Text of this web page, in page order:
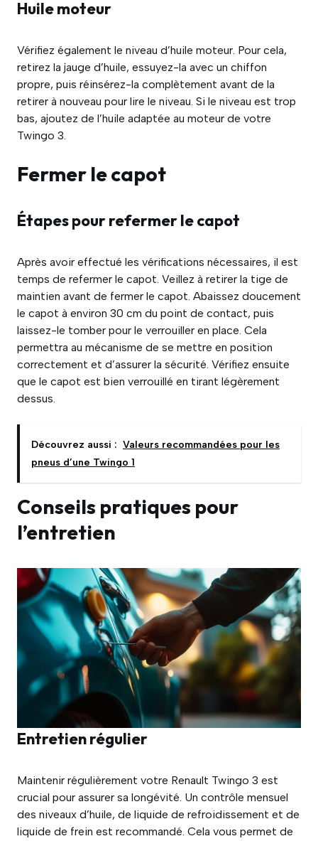
Huile moteur
Vérifiez également le niveau d’huile moteur. Pour cela,
retirez la jauge d’huile, essuyez-la avec un chiffon
propre, puis réinsérez-la complètement avant de la
retirer à nouveau pour lire le niveau. Si le niveau est trop
bas, ajoutez de l’huile adaptée au moteur de votre
Twingo 3.
Fermer le capot
Étapes pour refermer le capot
Après avoir effectué les vérifications nécessaires, il est
temps de refermer le capot. Veillez à retirer la tige de
maintien avant de fermer le capot. Abaissez doucement
le capot à environ 30 cm du point de contact, puis
laissez-le tomber pour le verrouiller en place. Cela
permettra au mécanisme de se mettre en position
correctement et d’assurer la sécurité. Vérifiez ensuite
que le capot est bien verrouillé en tirant légèrement
dessus.
Découvrez aussi : Valeurs recommandées pour les
pneus d’une Twingo 1
Conseils pratiques pour
l’entretien
Entretien régulier
Maintenir régulièrement votre Renault Twingo 3 est
crucial pour assurer sa longévité. Un contrôle mensuel
des niveaux d’huile, de liquide de refroidissement et de
liquide de frein est recommandé. Cela vous permet de